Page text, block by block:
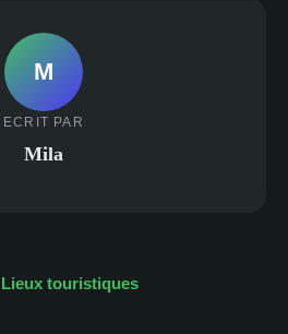
M
ECRIT PAR
Mila
touristiques